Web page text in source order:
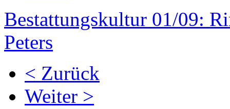
Bestattungskultur 01/09:
Peters
< Zurück
Weiter >